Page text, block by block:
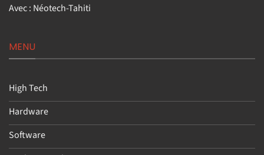
Avec : Néotech-Tahiti
MENU
High Tech
Hardware
Software